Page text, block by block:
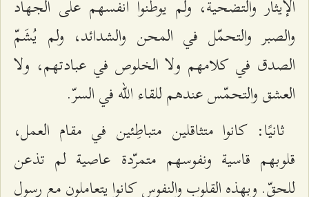
الإيثار والتضحية، ولم يوطّنوا أنفسهم على الجهاد
والصبر والتحمّل في المحن والشدائد، ولم يُشَمّ
الصدق في كلامهم ولا الخلوص في عبادتهم، ولا
العشق والتحمّس عندهم للقاء الله في السرّ.
ثانيًا: كانوا متثاقلين متباطِئين في مقام العمل،
قلوبهم قاسية ونفوسهم متمرّدة عاصية لم تذعن
للحقّ. وبهذه القلوب والنفوس كانوا يتعاملون مع رسول